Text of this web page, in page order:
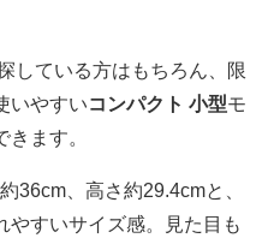
している方はもちろん、限
いやすいコンパクト 小型モ
ます。
36cm、高さ約29.4cmと、
やすいサイズ感。見た目も